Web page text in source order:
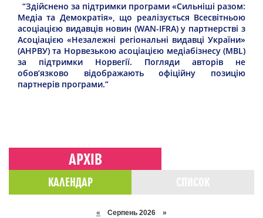
“Здійснено за підтримки програми «Сильніші разом:
Медіа та Демократія», що реалізується Всесвітньою
асоціацією видавців новин (WAN-IFRA) у партнерстві з
Асоціацією «Незалежні регіональні видавці України»
(АНРВУ) та Норвезькою асоціацією медіабізнесу (MBL)
за підтримки Норвегії. Погляди авторів не
обов’язково відображають офіційну позицію
партнерів програми.”
АРХІВ
КАЛЕНДАР
« Серпень 2026 »